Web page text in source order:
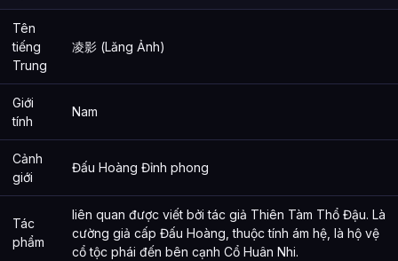
Tên
tiếng
Trung
凌影 (Lăng Ảnh)
Giới
tính
Nam
Cảnh
giới
Đấu Hoàng Đỉnh phong
Tác
phẩm
liên quan được viết bởi tác giả Thiên Tàm Thổ Đậu. Là
cường giả cấp Đấu Hoàng, thuộc tính ám hệ, là hộ vệ
cổ tộc phái đến bên cạnh Cổ Huân Nhi.